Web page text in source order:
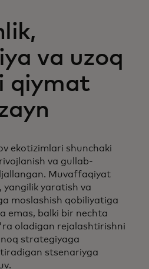
va uzoq
qiymat
ekotizimlari shunchaki
va gullab-
Muvaffaqiyat
yangilik yaratish va
moslashish qobiliyatiga
emas, balki bir nechta
oladigan rejalashtirishni
strategiyaga
stsenariyga